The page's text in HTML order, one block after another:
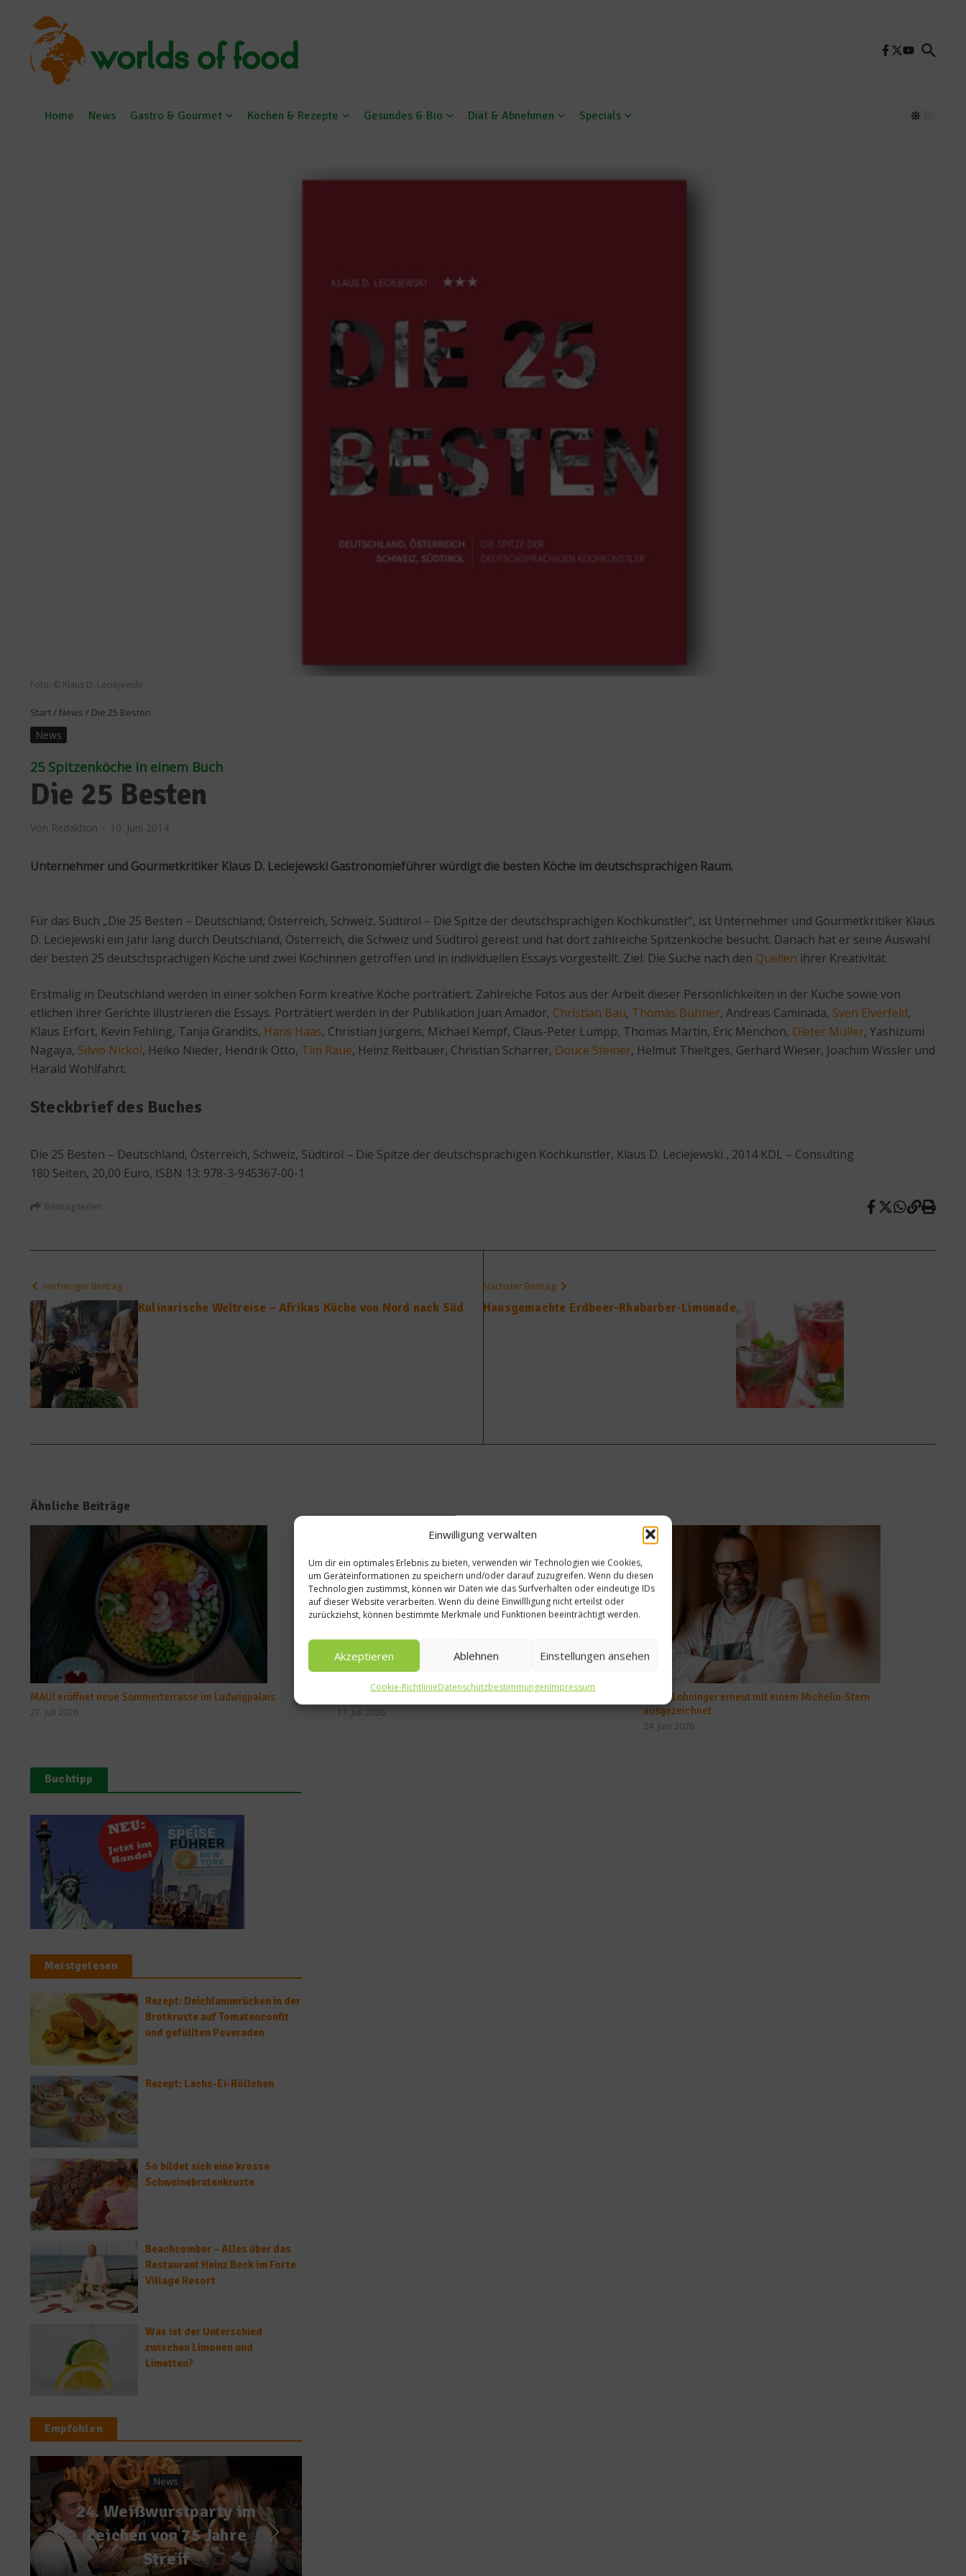
Einwilligung verwalten
Um dir ein optimales Erlebnis zu bieten, verwenden wir Technologien wie Cookies,
um Geräteinformationen zu speichern und/oder darauf zuzugreifen. Wenn du diesen
Technologien zustimmst, können wir Daten wie das Surfverhalten oder eindeutige IDs
auf dieser Website verarbeiten. Wenn du deine Einwillligung nicht erteilst oder
zurückziehst, können bestimmte Merkmale und Funktionen beeinträchtigt werden.
Akzeptieren Ablehnen Einstellungen ansehen
Cookie-RichtlinieDatenschutzbestimmungenImpressum
Home News Gastro & Gourmet Kochen & Rezepte Gesundes & Bio Diät & Abnehmen Specials
Foto: © Klaus D. Leciejewski
Start/ News / Die 25 Besten
News
25 Spitzenköche in einem Buch
Die 25 Besten
Von Redaktion 10. Juni 2014
Unternehmer und Gourmetkritiker Klaus D. Leciejewski Gastronomieführer würdigt die besten Köche im deutschsprachigen Raum.
Für das Buch „Die 25 Besten – Deutschland, Österreich, Schweiz, Südtirol – Die Spitze der deutschsprachigen Kochkünstler“, ist Unternehmer und Gourmetkritiker Klaus
D. Leciejewski ein Jahr lang durch Deutschland, Österreich, die Schweiz und Südtirol gereist und hat dort zahlreiche Spitzenköche besucht. Danach hat er seine Auswahl
der besten 25 deutschsprachigen Köche und zwei Köchinnen getroffen und in individuellen Essays vorgestellt. Ziel: Die Suche nach den Quellen ihrer Kreativität.
Erstmalig in Deutschland werden in einer solchen Form kreative Köche porträtiert. Zahlreiche Fotos aus der Arbeit dieser Persönlichkeiten in der Küche sowie von
etlichen ihrer Gerichte illustrieren die Essays. Porträtiert werden in der Publikation Juan Amador, Christian Bau, Thomas Bühner, Andreas Caminada, Sven Elverfeld,
Klaus Erfort, Kevin Fehling, Tanja Grandits, Hans Haas, Christian Jürgens, Michael Kempf, Claus-Peter Lumpp, Thomas Martin, Eric Menchon, Dieter Müller, Yashizumi
Nagaya, Silvio Nickol, Heiko Nieder, Hendrik Otto, Tim Raue, Heinz Reitbauer, Christian Scharrer, Douce Steiner, Helmut Thieltges, Gerhard Wieser, Joachim Wissler und
Harald Wohlfahrt.
Steckbrief des Buches
Die 25 Besten – Deutschland, Österreich, Schweiz, Südtirol – Die Spitze der deutschsprachigen Kochkünstler, Klaus D. Leciejewski , 2014 KDL – Consulting
180 Seiten, 20,00 Euro, ISBN 13: 978-3-945367-00-1
Beitrag teilen
vorheriger Beitrag
Kulinarische Weltreise – Afrikas Küche von Nord nach Süd
Nächster Beitrag
Hausgemachte Erdbeer-Rhabarber-Limonade
Ähnliche Beiträge
MAUI eröffnet neue Sommerterrasse im Ludwigpalais
27. Juli 2026
50 Best Discovery präsentiert globales Update 2026
17. Juli 2026
Mario Lohninger erneut mit einem Michelin-Stern
ausgezeichnet
24. Juni 2026
Buchtipp
Meistgelesen
Rezept: Deichlammrücken in der
Brotkruste auf Tomatenconfit
und gefüllten Poveraden
Rezept: Lachs-Ei-Röllchen
So bildet sich eine krosse
Schweinebratenkruste
Beachcomber – Alles über das
Restaurant Heinz Beck im Forte
Village Resort
Was ist der Unterschied
zwischen Limonen und
Limetten?
Empfohlen
News
Genießen bei der
eat&STYLE München
2019